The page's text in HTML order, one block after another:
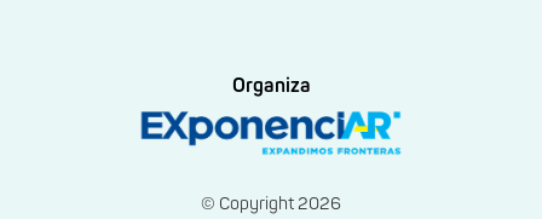
Organiza
© Copyright 2026